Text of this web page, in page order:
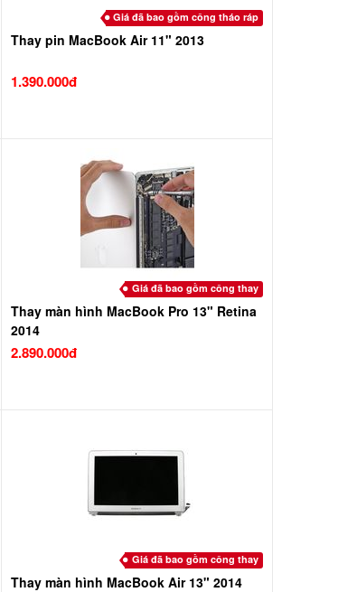
Giá đã bao gồm công tháo ráp
Thay pin MacBook Air 11" 2013
1.390.000đ
Giá đã bao gồm công thay
Thay màn hình MacBook Pro 13" Retina
2014
2.890.000đ
Giá đã bao gồm công thay
Thay màn hình MacBook Air 13" 2014